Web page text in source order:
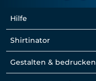
Hilfe
Shirtinator
Gestalten & bedrucken